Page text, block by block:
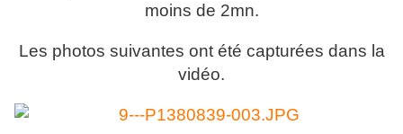
moins de 2mn.
Les photos suivantes ont été capturées dans la
vidéo.